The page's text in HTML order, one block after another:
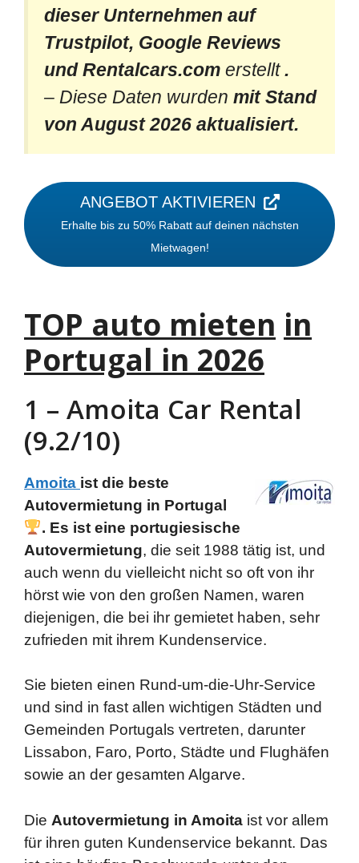
dieser Unternehmen auf
Trustpilot, Google Reviews
und Rentalcars.com erstellt.
– Diese Daten wurden mit Stand
von August 2026 aktualisiert.
ANGEBOT AKTIVIEREN
Erhalte bis zu 50% Rabatt auf deinen nächsten
Mietwagen!
TOP auto mieten in
Portugal in 2026
1 – Amoita Car Rental
(9.2/10)
Amoita ist die beste
Autovermietung in Portugal
. Es ist eine portugiesische
Autovermietung, die seit 1988 tätig ist, und
auch wenn du vielleicht nicht so oft von ihr
hörst wie von den großen Namen, waren
diejenigen, die bei ihr gemietet haben, sehr
zufrieden mit ihrem Kundenservice.
Sie bieten einen Rund-um-die-Uhr-Service
und sind in fast allen wichtigen Städten und
Gemeinden Portugals vertreten, darunter
Lissabon, Faro, Porto, Städte und Flughäfen
sowie an der gesamten Algarve.
Die Autovermietung in Amoita ist vor allem
für ihren guten Kundenservice bekannt. Das